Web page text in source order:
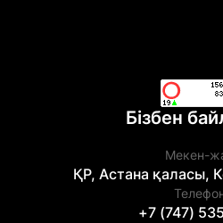
Бізбен
Мекен-
ҚР, Астана қаласы,
+7 (747)